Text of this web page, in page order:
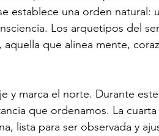
establece una orden natural:
Los arquetipos del
que alinea mente,
y marca el norte. Durante
que ordenamos. La
lista para ser observada y